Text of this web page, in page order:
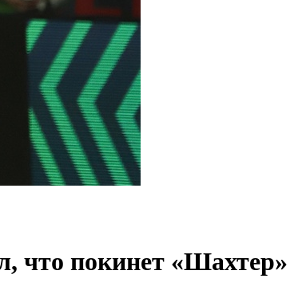
что покинет «Шахтер»